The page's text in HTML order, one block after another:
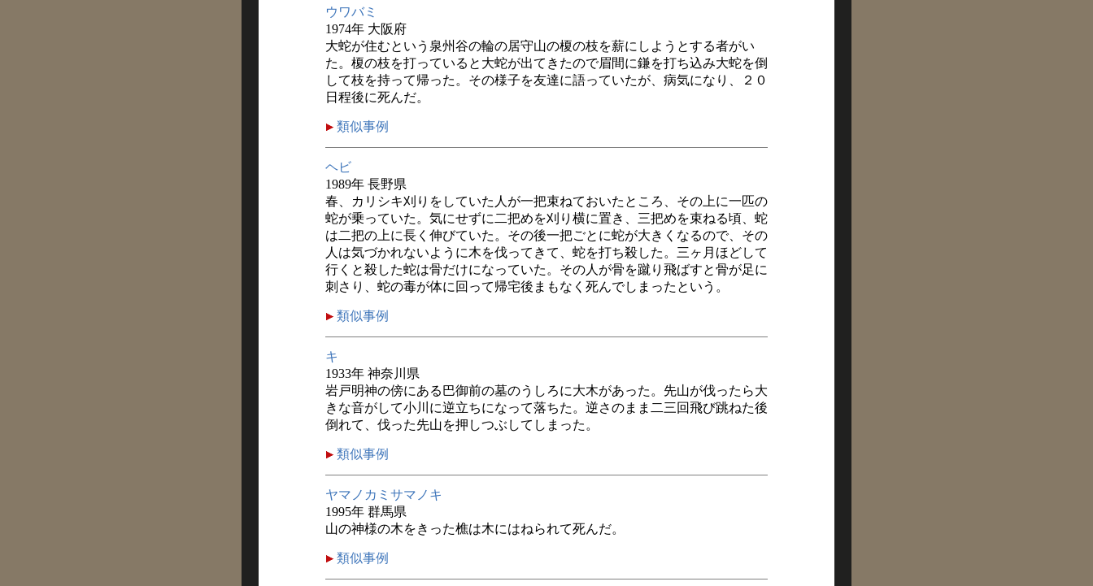
ウワバミ
1974年 大阪府
大蛇が住むという泉州谷の輪の居守山の榎の枝を薪にしようとする者がい
た。榎の枝を打っていると大蛇が出てきたので眉間に鎌を打ち込み大蛇を倒
して枝を持って帰った。その様子を友達に語っていたが、病気になり、２０
日程後に死んだ。
類似事例
ヘビ
1989年 長野県
春、カリシキ刈りをしていた人が一把束ねておいたところ、その上に一匹の
蛇が乗っていた。気にせずに二把めを刈り横に置き、三把めを束ねる頃、蛇
は二把の上に長く伸びていた。その後一把ごとに蛇が大きくなるので、その
人は気づかれないように木を伐ってきて、蛇を打ち殺した。三ヶ月ほどして
行くと殺した蛇は骨だけになっていた。その人が骨を蹴り飛ばすと骨が足に
刺さり、蛇の毒が体に回って帰宅後まもなく死んでしまったという。
類似事例
キ
1933年 神奈川県
岩戸明神の傍にある巴御前の墓のうしろに大木があった。先山が伐ったら大
きな音がして小川に逆立ちになって落ちた。逆さのまま二三回飛び跳ねた後
倒れて、伐った先山を押しつぶしてしまった。
類似事例
ヤマノカミサマノキ
1995年 群馬県
山の神様の木をきった樵は木にはねられて死んだ。
類似事例